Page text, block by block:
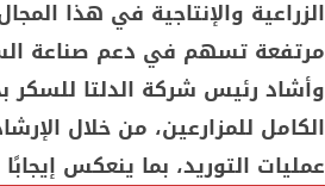
الزراعية والإنتاجية في هذا
مرتفعة تسهم في دعم صناعة
وأشاد رئيس شركة الدلتا
الكامل للمزارعين، من خلال
عمليات التوريد، بما ينعكس